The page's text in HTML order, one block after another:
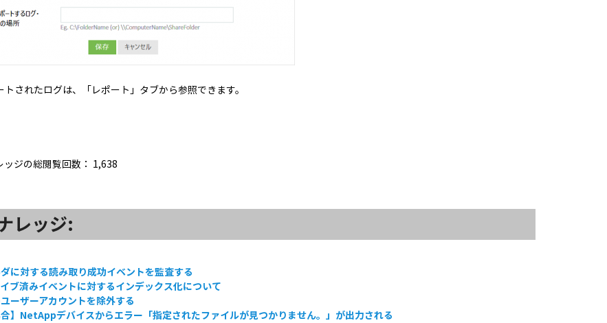
トされたログは、「レポート」タブから参照できます。
ッジの総閲覧回数： 1,638
レッジ:
に対する読み取り成功イベントを監査する
ブ済みイベントに対するインデックス化について
ーザーアカウントを除外する
合】NetAppデバイスからエラー「指定されたファイルが見つかりません。」が出力される